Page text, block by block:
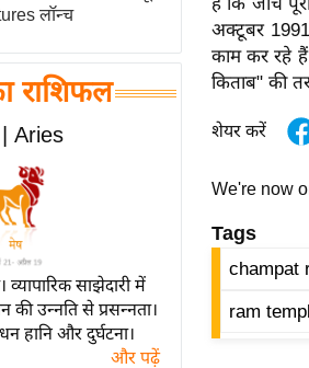
लॉन्च
Aries
व्यापारिक साझेदारी में
उन्नति से प्रसन्नता।
हानि और दुर्घटना।
और पढ़ें
अक्टूबर
काम कर रहे
किताब" की
शेयर करें
We're now
Tags
champat
ram